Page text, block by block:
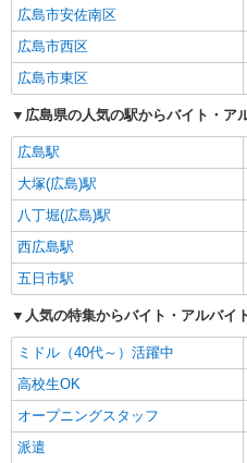
広島市安佐南区
広島市西区
広島市東区
広島県の人気の駅からバイト・ア
広島駅
大塚(広島)駅
八丁堀(広島)駅
西広島駅
五日市駅
人気の特集からバイト・アルバイ
ミドル（40代～）活躍中
高校生OK
オープニングスタッフ
派遣